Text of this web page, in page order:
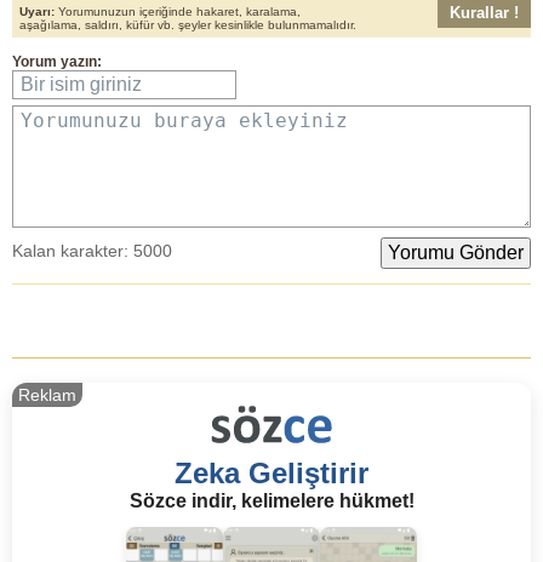
Uyarı: Yorumunuzun içeriğinde hakaret, karalama,
aşağılama, saldırı, küfür vb. şeyler kesinlikle bulunmamalıdır.
Kurallar !
Yorum yazın:
Bir isim giriniz
Yorumunuzu buraya ekleyiniz
Kalan karakter: 5000
Zeka Geliştirir
Sözce indir, kelimelere hükmet!
Reklam